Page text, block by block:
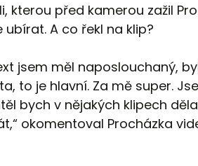
kterou před kamerou zažil
A co řekl na klip?
jsem měl naposlouchaný,
to je hlavní. Za mě super.
bych v nějakých klipech
okomentoval Procházka